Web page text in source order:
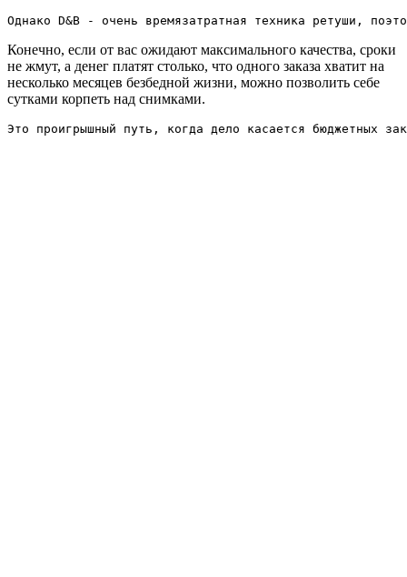
Однако D&B - очень времязатратная техника ретуши,
Конечно, если от вас ожидают максимального качества, сроки
не жмут, а денег платят столько, что одного заказа хватит на
несколько месяцев безбедной жизни, можно позволить себе
сутками корпеть над снимками.
Это проигрышный путь, когда дело касается бюджетных